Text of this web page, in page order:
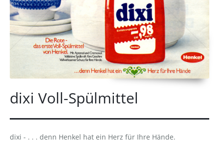
dixi Voll-Spülmittel
dixi - . . . denn Henkel hat ein Herz für Ihre Hände.